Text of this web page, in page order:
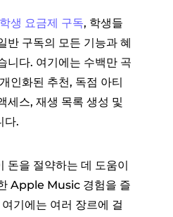
생 요금제 구독, 학생들
반 구독의 모든 기능과 혜
니다. 여기에는 수백만 곡
인화된 추천, 독점 아티
세스, 재생 목록 생성 및
다.
돈을 절약하는 데 도움이
Apple Music 경험을 즐
기에는 여러 장르에 걸